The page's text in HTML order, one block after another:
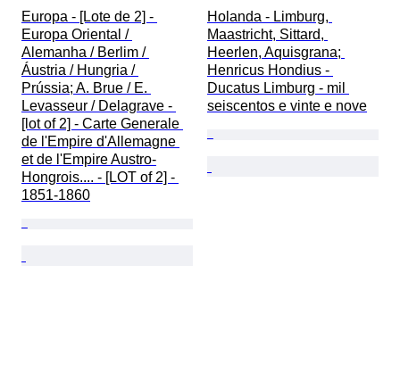
Europa - [Lote de 2] -
Europa Oriental /
Alemanha / Berlim /
Áustria / Hungria /
Prússia; A. Brue / E.
Levasseur / Delagrave -
[lot of 2] - Carte Generale
de l'Empire d'Allemagne
et de l'Empire Austro-
Hongrois.... - [LOT of 2] -
1851-1860
Holanda - Limburg,
Maastricht, Sittard,
Heerlen, Aquisgrana;
Henricus Hondius -
Ducatus Limburg - mil
seiscentos e vinte e nove